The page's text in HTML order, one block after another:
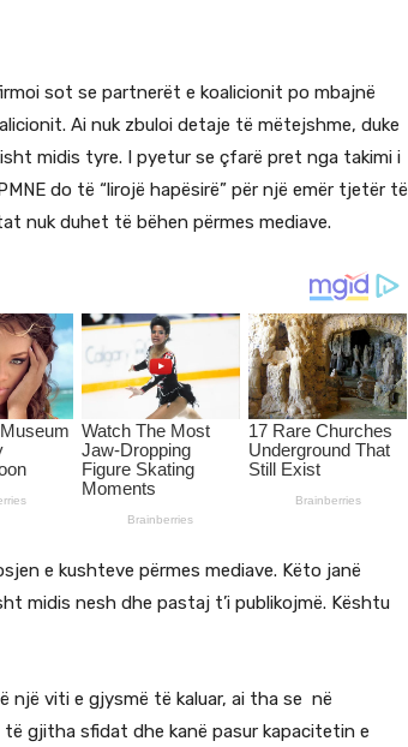
sot se partnerët e koalicionit po mbajnë
Ai nuk zbuloi detaje të mëtejshme, duke
midis tyre. I pyetur se çfarë pret nga takimi i
do të “lirojë hapësirë” për një emër tjetër të
nuk duhet të bëhen përmes mediave.
e kushteve përmes mediave. Këto janë
midis nesh dhe pastaj t’i publikojmë. Kështu
një viti e gjysmë të kaluar, ai tha se në
gjitha sfidat dhe kanë pasur kapacitetin e